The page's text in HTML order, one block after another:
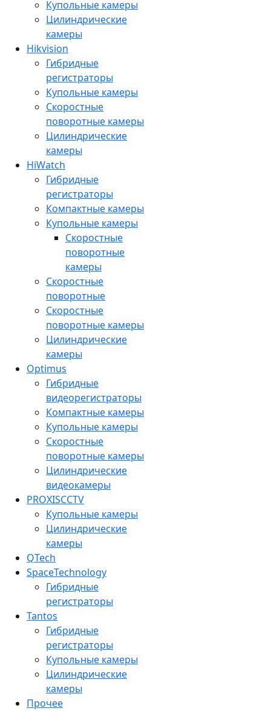
Купольные камеры
Цилиндрические
камеры
Hikvision
Гибридные
регистраторы
Купольные камеры
Скоростные
поворотные камеры
Цилиндрические
камеры
HiWatch
Гибридные
регистраторы
Компактные камеры
Купольные камеры
Скоростные
поворотные
камеры
Скоростные
поворотные
Скоростные
поворотные камеры
Цилиндрические
камеры
Optimus
Гибридные
видеорегистраторы
Компактные камеры
Купольные камеры
Скоростные
поворотные камеры
Цилиндрические
видеокамеры
PROXISCCTV
Купольные камеры
Цилиндрические
камеры
QTech
SpaceTechnology
Гибридные
регистраторы
Tantos
Гибридные
регистраторы
Купольные камеры
Цилиндрические
камеры
Прочее